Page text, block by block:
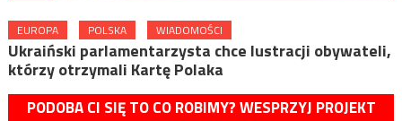
EUROPA POLSKA WIADOMOŚCI
Ukraiński parlamentarzysta chce lustracji obywateli,
którzy otrzymali Kartę Polaka
PODOBA CI SIĘ TO CO ROBIMY? WESPRZYJ PROJEKT